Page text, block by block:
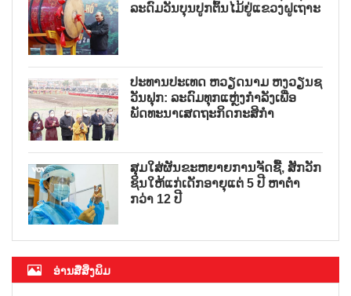
ລະດົມວັນບຸນປູກຕົ້ນໄມ້ຢູ່ແຂວງຝູເຖາະ
ປະທານປະເທດ ຫວຽດນາມ ຫງວຽນຊ
ວັນຟຸກ: ລະດົມທຸກແຫຼ່ງກຳລັງເພື່ອ
ພັດທະນາເສດຖະກິດກະສິກຳ
ສຸມໃສ່ຜັນຂະຫຍາຍການຈັດຊື້, ສັກວັກ
ຊິນໃຫ້ແກ່ເດັກອາຍຸແຕ່ 5 ປີ ຫາຕ່ຳ
ກວ່າ 12 ປີ
ອ່ານສື່ສິ່ງພິມ